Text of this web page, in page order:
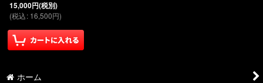
15,000円(税別)
(税込: 16,500円)
ホーム